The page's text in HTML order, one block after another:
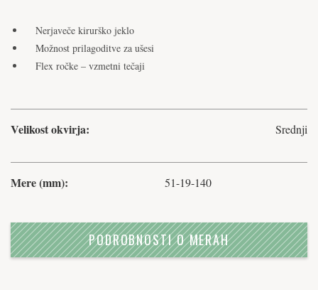
Nerjaveče kirurško jeklo
Možnost prilagoditve za ušesi
Flex ročke – vzmetni tečaji
Velikost okvirja: Srednji
Mere (mm): 51-19-140
PODROBNOSTI O MERAH